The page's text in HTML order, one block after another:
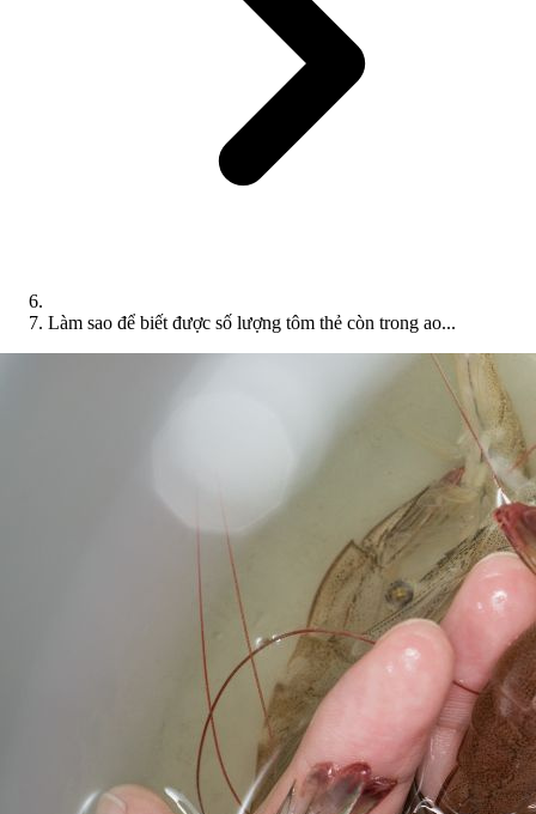
Làm sao để biết được số lượng tôm thẻ còn trong ao...